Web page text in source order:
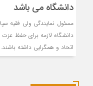
دانشگاه می باشد
مسئول نمایندگی ولی فقیه
دانشگاه لازمه برای حفظ
اتحاد و همگرایی داشته باشند.